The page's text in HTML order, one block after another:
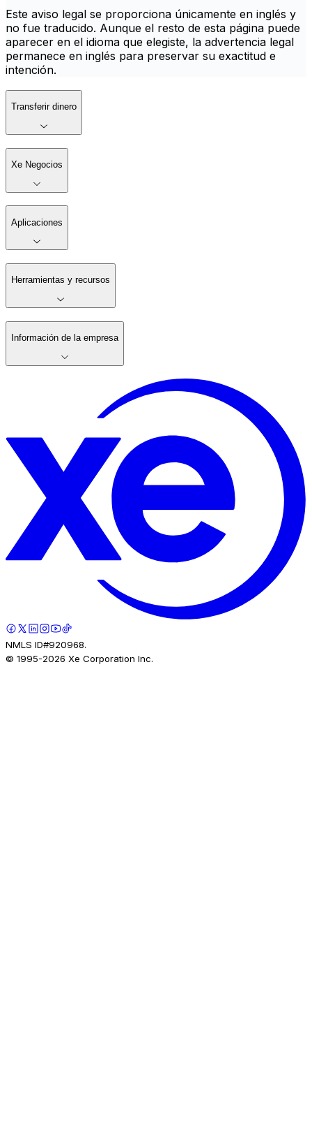
Este aviso legal se proporciona únicamente en inglés y
no fue traducido. Aunque el resto de esta página puede
aparecer en el idioma que elegiste, la advertencia legal
permanece en inglés para preservar su exactitud e
intención.
Transferir dinero
Xe Negocios
Aplicaciones
Herramientas y recursos
Información de la empresa
NMLS ID#920968.
© 1995-2026 Xe Corporation Inc.